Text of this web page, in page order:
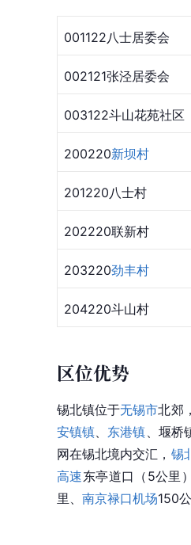
001122八士居委会
002121张泾居委会
003122斗山花苑社区
200220新坝村
201220八士村
202220联新村
203220劲丰村
204220斗山村
区位优势
锡北镇位于无锡市北郊
安镇镇
东港镇 、堰
网在锡北境内交汇， 锡
高速东亭道口（5公里
里、 南京禄口机场150